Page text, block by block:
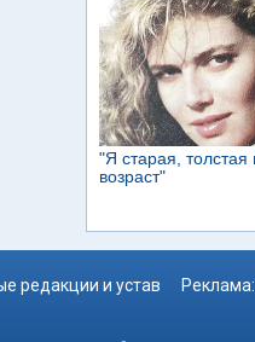
редакции и устав Реклама: